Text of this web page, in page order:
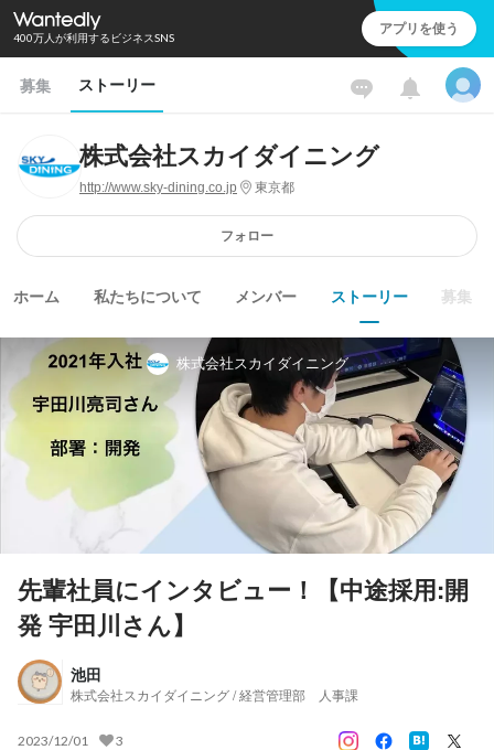
400万人が利用するビジネスSNS アプリを使う
募集 ストーリー
株式会社スカイダイニング
http://www.sky-dining.co.jp 東京都
フォロー
ホーム 私たちについて メンバー ストーリー 募集
株式会社スカイダイニング
先輩社員にインタビュー！【中途採用:開
発 宇田川さん】
池田
株式会社スカイダイニング / 経営管理部 人事課
2023/12/01 3